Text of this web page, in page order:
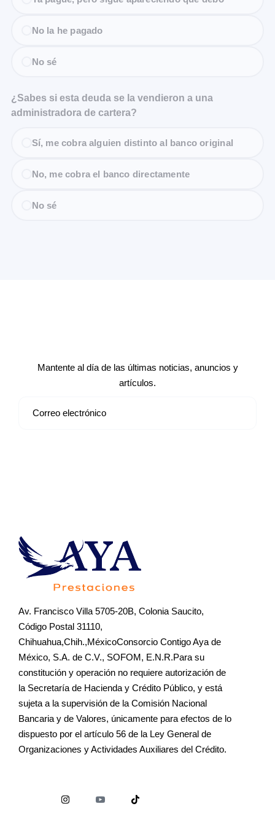
No la he pagado
No sé
¿Sabes si esta deuda se la vendieron a una
administradora de cartera?
Sí, me cobra alguien distinto al banco original
No, me cobra el banco directamente
No sé
Mantente al día de las últimas noticias, anuncios y
artículos.
Av. Francisco Villa 5705-20B, Colonia Saucito,
Código Postal 31110,
Chihuahua,Chih.,MéxicoConsorcio Contigo Aya de
México, S.A. de C.V., SOFOM, E.N.R.Para su
constitución y operación no requiere autorización de
la Secretaría de Hacienda y Crédito Público, y está
sujeta a la supervisión de la Comisión Nacional
Bancaria y de Valores, únicamente para efectos de lo
dispuesto por el artículo 56 de la Ley General de
Organizaciones y Actividades Auxiliares del Crédito.